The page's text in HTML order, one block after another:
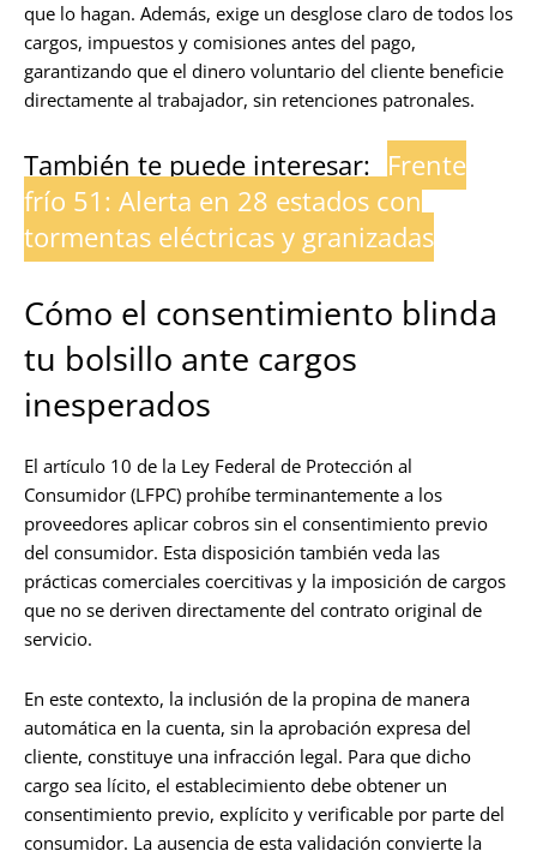
que lo hagan. Además, exige un desglose claro de todos los
cargos, impuestos y comisiones antes del pago,
garantizando que el dinero voluntario del cliente beneficie
directamente al trabajador, sin retenciones patronales.
También te puede interesar: Frente
frío 51: Alerta en 28 estados con
tormentas eléctricas y granizadas
Cómo el consentimiento blinda
tu bolsillo ante cargos
inesperados
El artículo 10 de la Ley Federal de Protección al
Consumidor (LFPC) prohíbe terminantemente a los
proveedores aplicar cobros sin el consentimiento previo
del consumidor. Esta disposición también veda las
prácticas comerciales coercitivas y la imposición de cargos
que no se deriven directamente del contrato original de
servicio.
En este contexto, la inclusión de la propina de manera
automática en la cuenta, sin la aprobación expresa del
cliente, constituye una infracción legal. Para que dicho
cargo sea lícito, el establecimiento debe obtener un
consentimiento previo, explícito y verificable por parte del
consumidor. La ausencia de esta validación convierte la